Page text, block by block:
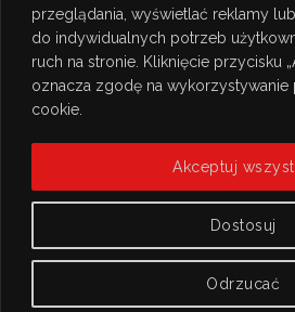
przeglądania, wyświetlać reklamy
do indywidualnych potrzeb
ruch na stronie. Kliknięcie przycisku
oznacza zgodę na wykorzystywanie
cookie.
Dostosuj
Odrzucać
Akceptuj
© Copyright 2026